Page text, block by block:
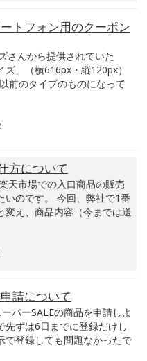
トフォン用のクーポン
さんから提供されていた
ズ」（横616px・縦120px）
前のタイプのものになって
方について
天市場での入口商品の販売
いのです。 今回、弊社で1番
変え、商品内容（今までは送
請について
パーSALEの商品を申請しよ
先ずは6日までに登録だけし
で登録しても問題なかったで